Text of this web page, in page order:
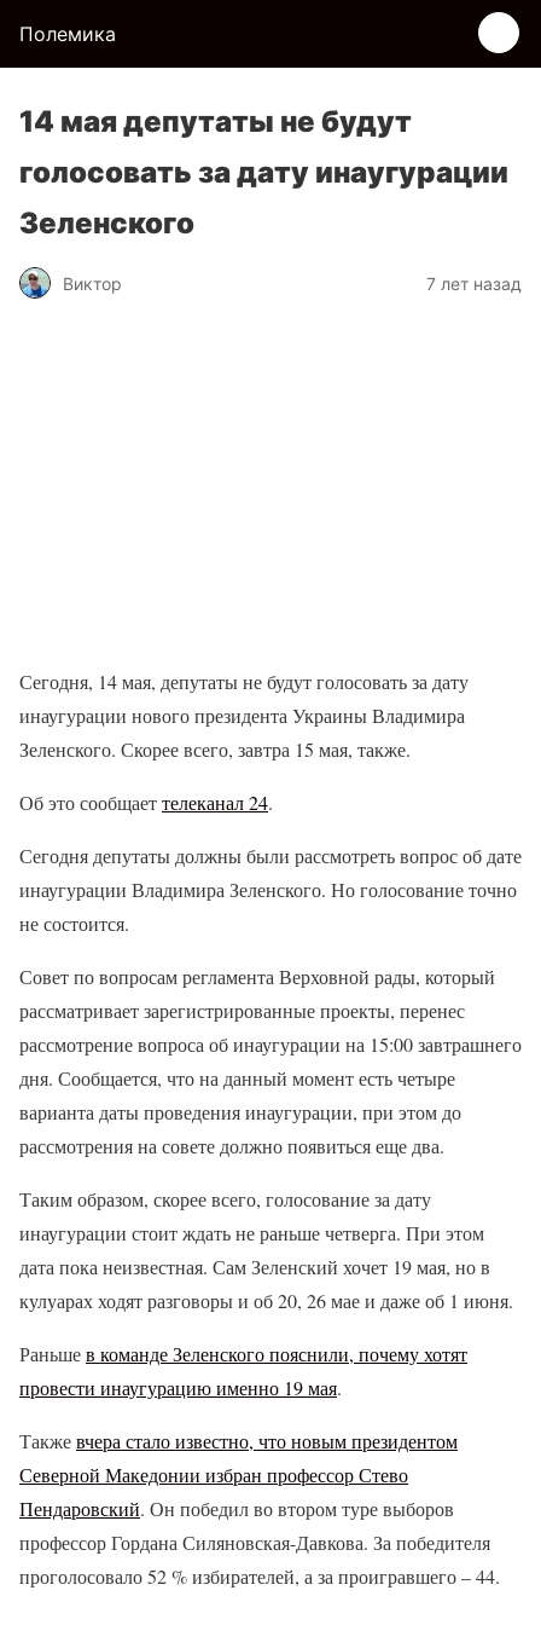
Полемика
14 мая депутаты не будут
голосовать за дату инаугурации
Зеленского
Виктор 7 лет назад
Сегодня, 14 мая, депутаты не будут голосовать за дату
инаугурации нового президента Украины Владимира
Зеленского. Скорее всего, завтра 15 мая, также.
Об это сообщаеттелеканал 24.
Сегодня депутаты должны были рассмотреть вопрос об дате
инаугурации Владимира Зеленского. Но голосование точно
не состоится.
Совет по вопросам регламента Верховной рады, который
рассматривает зарегистрированные проекты, перенес
рассмотрение вопроса об инаугурации на 15:00 завтрашнего
дня. Сообщается, что на данный момент есть четыре
варианта даты проведения инаугурации, при этом до
рассмотрения на совете должно появиться еще два.
Таким образом, скорее всего, голосование за дату
инаугурации стоит ждать не раньше четверга. При этом
дата пока неизвестная. Сам Зеленский хочет 19 мая, но в
кулуарах ходят разговоры и об 20, 26 мае и даже об 1 июня.
Раньшев команде Зеленского пояснили, почему хотят
провести инаугурацию именно 19 мая.
Такжевчера стало известно, что новым президентом
Северной Македонии избран профессор Стево
Пендаровский. Он победил во втором туре выборов
профессор Гордана Силяновская-Давкова. За победителя
проголосовало 52 % избирателей, а за проигравшего – 44.